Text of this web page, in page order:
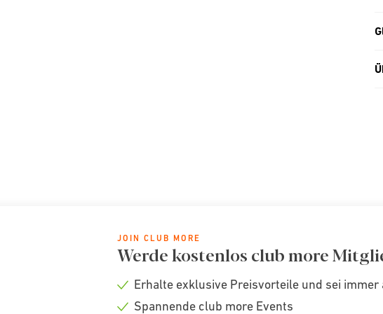
JOIN CLUB MORE
Werde kostenlos club more
Check
Erhalte exklusive Preisvorteile und sei
Spannende club more Events